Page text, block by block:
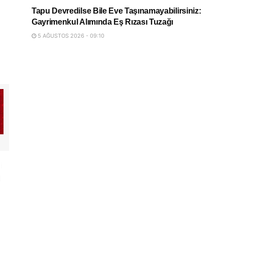
Tapu Devredilse Bile Eve Taşınamayabilirsiniz:
Gayrimenkul Alımında Eş Rızası Tuzağı
5 AĞUSTOS 2026 - 09:10